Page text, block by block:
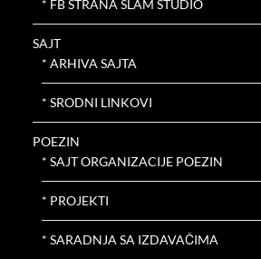
* FB STRANA SLAM STUDIO
SAJT
* ARHIVA SAJTA
* SRODNI LINKOVI
POEZIN
* SAJT ORGANIZACIJE POEZIN
* PROJEKTI
* SARADNJA SA IZDAVAČIMA